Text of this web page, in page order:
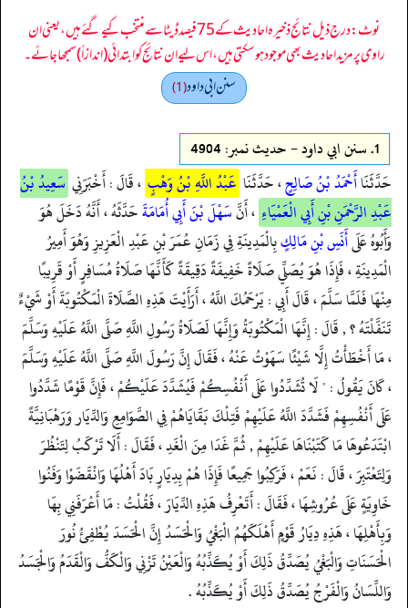
نوٹ: درج ذیل نتائج ذخیرہ احادیث کے 75 فیصد ڈیٹا سے منتخب کیے گئے ہیں، یعنی ان
راوی پر مزید احادیث بھی موجود ہو سکتی ہیں، اس لیے ان نتائج کو ابتدائی (اندازاً) سمجھا جائے۔
سنن ابي داود(1)
1. سنن ابي داود - حدیث نمبر: 4904
حَدَّثَنَاأَحْمَدُ بْنُ صَالِحٍ، حَدَّثَنَا عَبْدُ اللَّهِ بْنُ وَهْبٍ ، قَالَ : أَخْبَرَنِي سَعِيدُ بْنُ
عَبْدِ الرَّحْمَنِ بْنِ أَبِي الْعَمْيَاءِ ، أَنَّسَهْلَ بْنَ أَبِي أُمَامَةَحَدَّثَهُ ، أَنَّهُ دَخَلَ هُوَ
وَأَبُوهُ عَلَىأَنَسِ بْنِ مَالِكٍبِالْمَدِينَةِ فِي زَمَانِ عُمَرَ بْنِ عَبْدِ الْعَزِيزِ وَهُوَ أَمِيرُ
الْمَدِينَةِ ، فَإِذَا هُوَ يُصَلِّي صَلَاةً خَفِيفَةً دَقِيقَةً كَأَنَّهَا صَلَاةُ مُسَافِرٍ أَوْ قَرِيبًا
مِنْهَا فَلَمَّا سَلَّمَ ، قَالَ أَبِي : يَرْحَمُكَ اللَّهُ ، أَرَأَيْتَ هَذِهِ الصَّلَاةَ الْمَكْتُوبَةَ أَوْ شَيْءٌ
تَنَفَّلْتَهُ ؟ , قَالَ : إِنَّهَا الْمَكْتُوبَةُ وَإِنَّهَا لَصَلَاةُ رَسُولِ اللَّهِ صَلَّى اللَّهُ عَلَيْهِ وَسَلَّمَ
، مَا أَخْطَأْتُ إِلَّا شَيْئًا سَهَوْتُ عَنْهُ ، فَقَالَ إِنَّ رَسُولَ اللَّهِ صَلَّى اللَّهُ عَلَيْهِ وَسَلَّمَ
، كَانَ يَقُولُ : " لَا تُشَدِّدُوا عَلَى أَنْفُسِكُمْ فَيُشَدَّدَ عَلَيْكُمْ ، فَإِنَّ قَوْمًا شَدَّدُوا
عَلَى أَنْفُسِهِمْ فَشَدَّدَ اللَّهُ عَلَيْهِمْ فَتِلْكَ بَقَايَاهُمْ فِي الصَّوَامِعِ وَالدِّيَار وَرَهْبَانِيَّةً
ابْتَدَعُوهَا مَا كَتَبْنَاهَا عَلَيْهِمْ , ثُمَّ غَدَا مِنَ الْغَدِ ، فَقَالَ : أَلَا تَرْكَبُ لِتَنْظُرَ
وَلِتَعْتَبِرَ ، قَالَ : نَعَمْ ، فَرَكِبُوا جَمِيعًا فَإِذَا هُمْ بِدِيَارٍ بَادَ أَهْلُهَا وَانْقَضَوْا وَفَنُوا
خَاوِيَةٍ عَلَى عُرُوشِهَا ، فَقَالَ : أَتَعْرِفُ هَذِهِ الدِّيَارَ ، فَقُلْتُ : مَا أَعْرَفَنِي بِهَا
وَبِأَهْلِهَا ، هَذِهِ دِيَارُ قَوْمٍ أَهْلَكَهُمُ الْبَغْيُ وَالْحَسَدُ إِنَّ الْحَسَدَ يُطْفِئُ نُورَ
الْحَسَنَاتِ وَالْبَغْيُ يُصَدِّقُ ذَلِكَ أَوْ يُكَذِّبُهُ وَالْعَيْنُ تَزْنِي وَالْكَفُّ وَالْقَدَمُ وَالْجَسَدُ
وَاللِّسَانُ وَالْفَرْجُ يُصَدِّقُ ذَلِكَ أَوْ يُكَذِّبُهُ .